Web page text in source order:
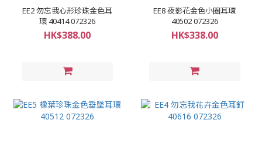
EE2 勿忘我心形珍珠金色耳
環 40414 072326
HK$388.00
EE8 夜影花金色小圈耳環
40502 072326
HK$338.00